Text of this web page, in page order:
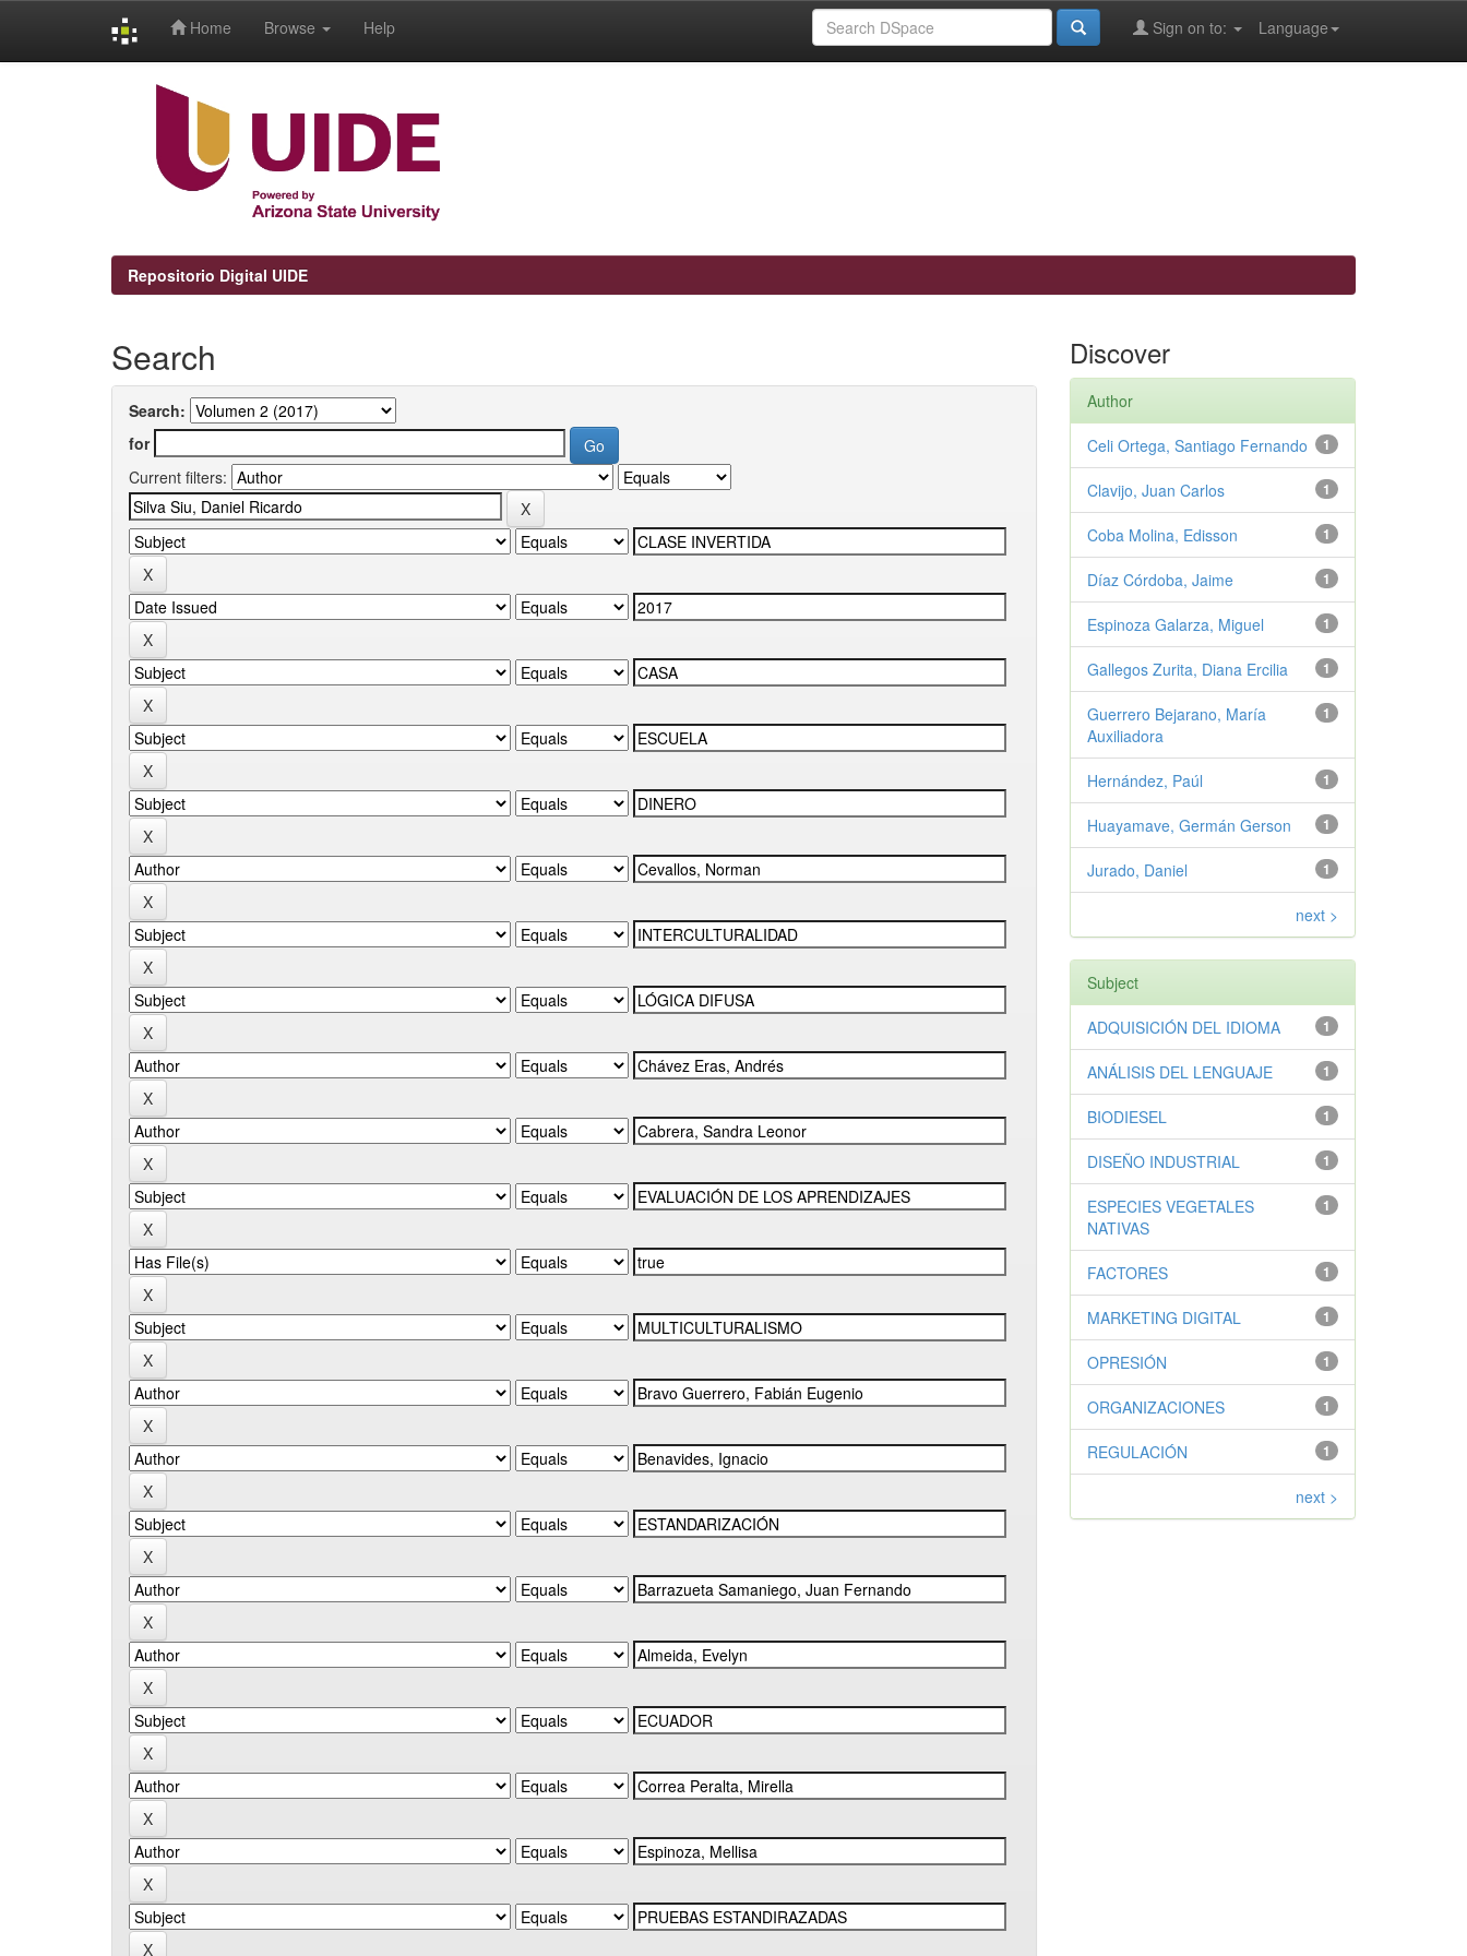
Home Browse Help Language
Sign on to:
Repositorio Digital UIDE
Search
Search:
for
Current filters:
Discover
Author
1
Celi Ortega, Santiago Fernando
1
Clavijo, Juan Carlos
1
Coba Molina, Edisson
1
Díaz Córdoba, Jaime
1
Espinoza Galarza, Miguel
1
Gallegos Zurita, Diana Ercilia
1
Guerrero Bejarano, María
Auxiliadora
1
Hernández, Paúl
1
Huayamave, Germán Gerson
1
Jurado, Daniel
next >
Subject
1
ADQUISICIÓN DEL IDIOMA
1
ANÁLISIS DEL LENGUAJE
1
BIODIESEL
1
DISEÑO INDUSTRIAL
1
ESPECIES VEGETALES
NATIVAS
1
FACTORES
1
MARKETING DIGITAL
1
OPRESIÓN
1
ORGANIZACIONES
1
REGULACIÓN
next >